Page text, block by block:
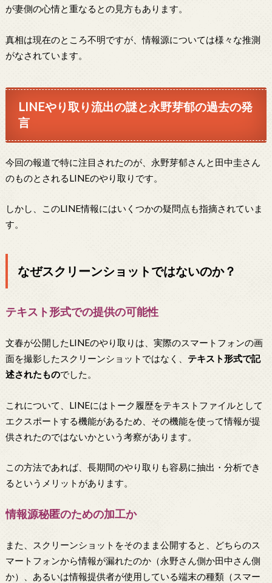
が妻側の心情と重なるとの見方もあります。
真相は現在のところ不明ですが、情報源については様々な推測
がなされています。
LINEやり取り流出の謎と永野芽郁の過去の発
言
今回の報道で特に注目されたのが、永野芽郁さんと田中圭さん
のものとされるLINEのやり取りです。
しかし、このLINE情報にはいくつかの疑問点も指摘されていま
す。
なぜスクリーンショットではないのか？
テキスト形式での提供の可能性
文春が公開したLINEのやり取りは、実際のスマートフォンの画
面を撮影したスクリーンショットではなく、 テキスト形式で記
述されたものでした。
これについて、LINEにはトーク履歴をテキストファイルとして
エクスポートする機能があるため、その機能を使って情報が提
供されたのではないかという考察があります。
この方法であれば、長期間のやり取りも容易に抽出・分析でき
るというメリットがあります。
情報源秘匿のための加工か
また、スクリーンショットをそのまま公開すると、どちらのス
マートフォンから情報が漏れたのか（永野さん側か田中さん側
か）、あるいは情報提供者が使用している端末の種類（スマー